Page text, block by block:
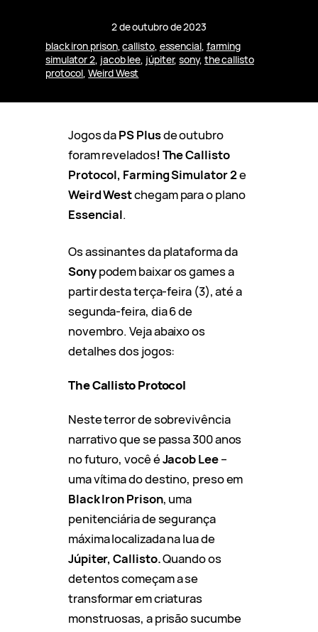
2 de outubro de 2023
black iron prison, callisto, essencial, farming
simulator 2, jacob lee, júpiter, sony, the callisto
protocol, Weird West
Jogos daPS Plusde outubro
foram revelados! The Callisto
Protocol, Farming Simulator 2e
Weird Westchegam para o plano
Essencial.
Os assinantes da plataforma da
Sonypodem baixar os games a
partir desta terça-feira (3), até a
segunda-feira, dia 6 de
novembro. Veja abaixo os
detalhes dos jogos:
The Callisto Protocol
Neste terror de sobrevivência
narrativo que se passa 300 anos
no futuro, você éJacob Lee–
uma vítima do destino, preso em
Black Iron Prison, uma
penitenciária de segurança
máxima localizada na lua de
Júpiter, Callisto.Quando os
detentos começam a se
transformar em criaturas
monstruosas, a prisão sucumbe